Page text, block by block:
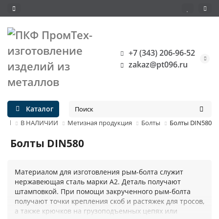
+7 (343) 206-96-52
zakaz@pt096.ru
Каталог
В НАЛИЧИИ Метизная продукция Болты Болты DIN580
Болты DIN580
Материалом для изготовления рым-болта служит
нержавеющая сталь марки A2. Деталь получают
штамповкой. При помощи закрученного рым-болта
получают точки крепления скоб и растяжек для тросов,
а также крючков на грузоподъемных цепях или